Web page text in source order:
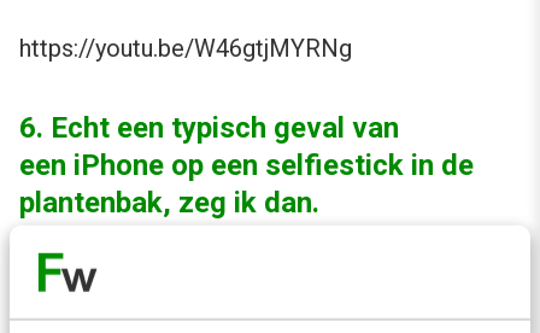
https://youtu.be/W46gtjMYRNg
6. Echt een typisch geval van
een iPhone op een selfiestick in de
plantenbak, zeg ik dan.
Ga je livestreamen of vloggen? Zorg er dan